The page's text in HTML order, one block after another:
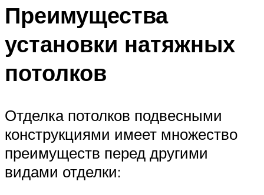
Преимущества
установки натяжных
потолков
Отделка потолков подвесными
конструкциями имеет множество
преимуществ перед другими
видами отделки: